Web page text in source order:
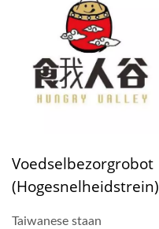
Voedselbezorgrobot
(Hogesnelheidstrein)
Taiwanese staan